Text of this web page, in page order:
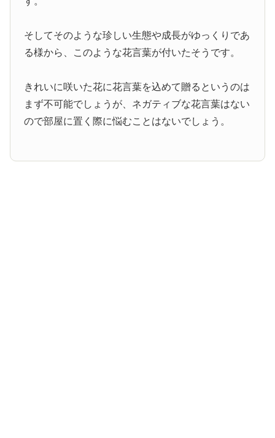
そしてそのような珍しい生態や成長がゆっくりであ
る様から、このような花言葉が付いたそうです。
きれいに咲いた花に花言葉を込めて贈るというのは
まず不可能でしょうが、ネガティブな花言葉はない
ので部屋に置く際に悩むことはないでしょう。